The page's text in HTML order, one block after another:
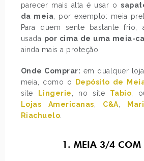
parecer mais alta é usar o
da meia , por exemplo: meia
Para quem sente bastante
usada por cima de uma meia-
ainda mais a proteção.
Onde Comprar: em qualquer
meia, como o
Depósito de
site
Lingerie , no site Tabio ,
Lojas Americanas
C&A
Riachuelo
1. MEIA 3/4 COM